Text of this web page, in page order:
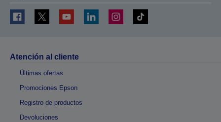
Atención al cliente
Últimas ofertas
Promociones Epson
Registro de productos
Devoluciones